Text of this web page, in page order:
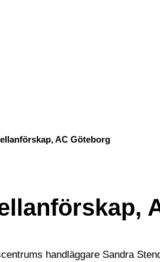
AC Göteborg
handläggare Sandra